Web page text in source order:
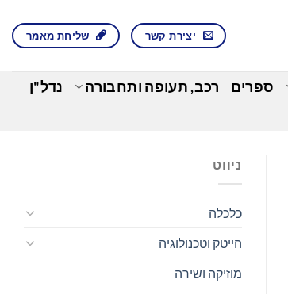
יצירת קשר שליחת מאמר
ספרים רכב, תעופה ותחבורה
נדל"ן
ניווט
כלכלה
הייטק וטכנולוגיה
מוזיקה ושירה